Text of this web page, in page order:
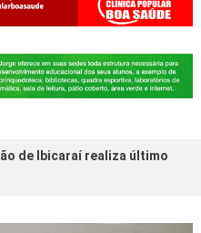
de Ibicaraí realiza último